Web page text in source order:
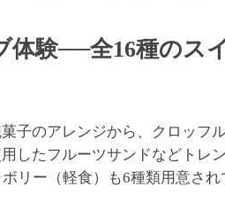
体験──全16種のス
子のアレンジから、クロッフ
したフルーツサンドなどトレ
リー（軽食）も6種類用意され